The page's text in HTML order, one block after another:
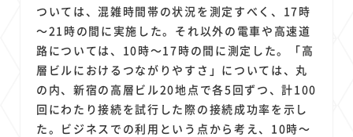
ついては、混雑時間帯の状況を測定すべく、17時
～21時の間に実施した。それ以外の電車や高速道
路については、10時～17時の間に測定した。「高
層ビルにおけるつながりやすさ」については、丸
の内、新宿の高層ビル20地点で各5回ずつ、計100
回にわたり接続を試行した際の接続成功率を示し
た。ビジネスでの利用という点から考え、10時～